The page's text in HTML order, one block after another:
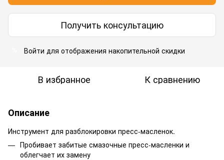
Получить консультацию
Войти для отображения накопительной скидки
В избранное К сравнению
Описание
Инструмент для разблокировки пресс-масленок.
Пробивает забитые смазочные пресс-масленки и
облегчает их замену